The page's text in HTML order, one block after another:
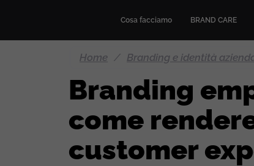
Cosa facciamo BRAND CARE
Home / Branding e identità
Branding
come
customer